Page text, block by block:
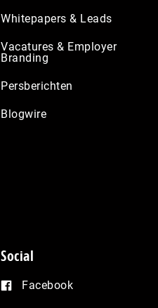
Whitepapers & Leads
Vacatures & Employer
Branding
Persberichten
Blogwire
Social
Facebook